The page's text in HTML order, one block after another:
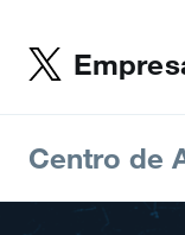
Centro de